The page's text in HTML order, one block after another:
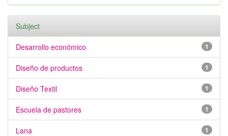
Subject
1
Desarrollo económico
1
Diseño de productos
1
Diseño Textil
1
Escuela de pastores
1
Lana